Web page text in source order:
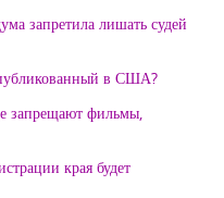
запретила лишать судей
в США?
запрещают фильмы,
края будет